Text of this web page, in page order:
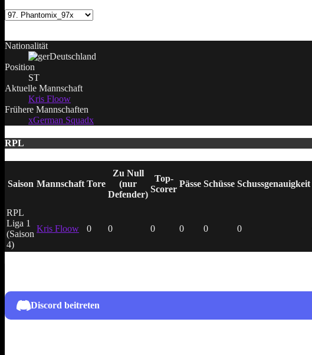
Nationalität
Deutschland
Position
ST
Aktuelle Mannschaft
Kris Floow
Frühere Mannschaften
xGerman Squadx
RPL
Saison Mannschaft Tore
Zu Null
(nur
Defender)
Top-
Scorer
Pässe Schüsse Schussgenauigkeit
RPL
Liga 1
(Saison
4)
Kris Floow 0 0 0 0 0 0
Discord beitreten